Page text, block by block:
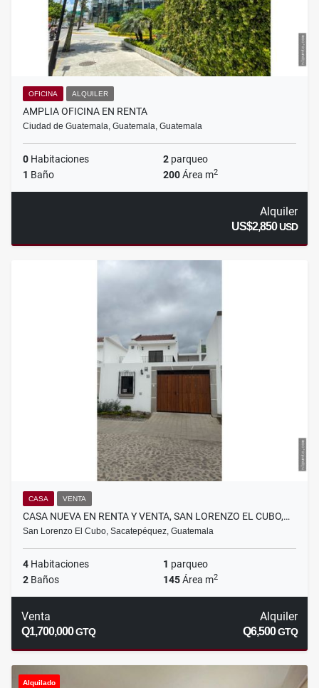
OFICINA ALQUILER
AMPLIA OFICINA EN RENTA
Ciudad de Guatemala, Guatemala, Guatemala
0 Habitaciones 2 parqueo
1 Baño 200Área m2
Alquiler
US$2,850USD
CASA VENTA
CASA NUEVA EN RENTA Y VENTA, SAN LORENZO EL CUBO,…
San Lorenzo El Cubo, Sacatepéquez, Guatemala
4 Habitaciones 1 parqueo
2 Baños 145Área m2
Venta
Q1,700,000GTQ
Alquiler
Q6,500GTQ
Alquilado